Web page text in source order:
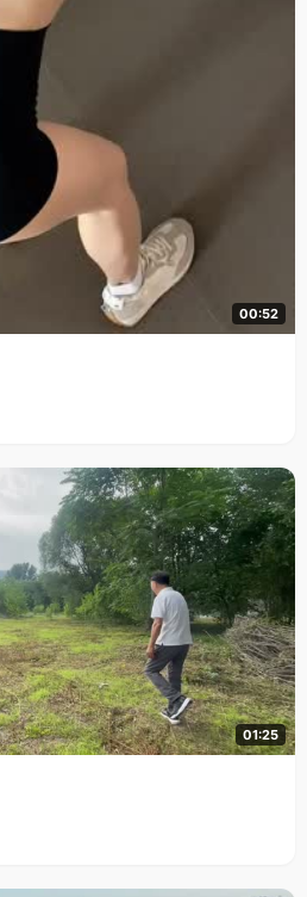
00:52
01:25